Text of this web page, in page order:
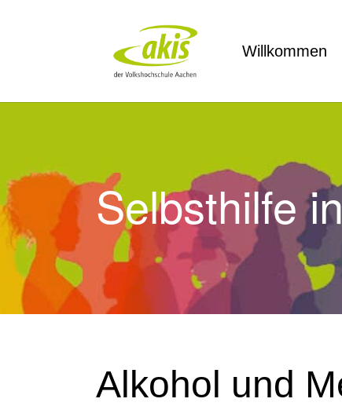
Zum Hauptinhalt springen Willkommen
Selbsthilfe
Alkohol und